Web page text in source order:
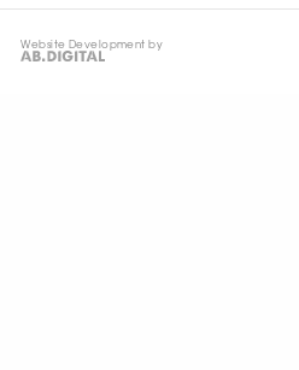
Website Development by